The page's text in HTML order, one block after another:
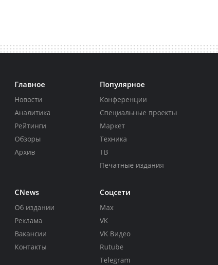
Главное
Новости
Аналитика
Рейтинги
Обзоры
Архив
Популярное
Конференции
Специальные проекты
Маркет
Техника
ТВ
Печатные издания
CNews
Об издании
Реклама
Вакансии
Контакты
Соцсети
Max
VK
VK Видео
Rutube
Telegram